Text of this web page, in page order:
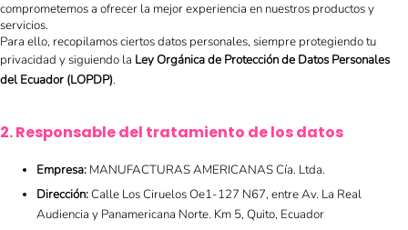
comprometemos a ofrecer la mejor experiencia en nuestros productos y
servicios.
Para ello, recopilamos ciertos datos personales, siempre protegiendo tu
privacidad y siguiendo la Ley Orgánica de Protección de Datos Personales
del Ecuador (LOPDP).
2. Responsable del tratamiento de los datos
Empresa: MANUFACTURAS AMERICANAS Cía. Ltda.
Dirección:Calle Los Ciruelos Oe1-127 N67, entre Av. La Real
Audiencia y Panamericana Norte. Km 5, Quito, Ecuador